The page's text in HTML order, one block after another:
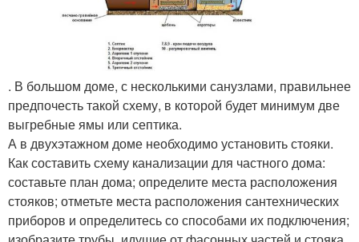
. В большом доме, с несколькими санузлами, правильнее
предпочесть такой схему, в которой будет минимум две
выгребные ямы или септика.
А в двухэтажном доме необходимо установить стояки.
Как составить схему канализации для частного дома:
составьте план дома; определите места расположения
стояков; отметьте места расположения сантехнических
приборов и определитесь со способами их подключения;